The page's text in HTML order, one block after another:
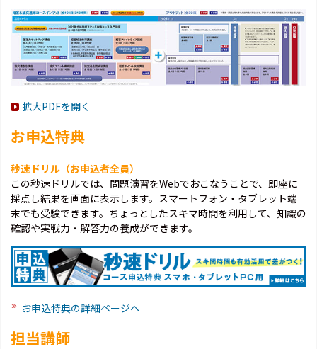
拡大PDFを開く
お申込特典
秒速ドリル（お申込者全員）
この秒速ドリルでは、問題演習をWebでおこなうことで、即座に
採点し結果を画面に表示します。スマートフォン・タブレット端
末でも受験できます。ちょっとしたスキマ時間を利用して、知識の
確認や実戦力・解答力の養成ができます。
お申込特典の詳細ページへ
担当講師